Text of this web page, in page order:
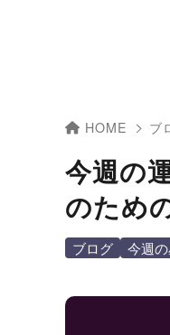
HOME ブ
今週の
のため
ブログ 今週